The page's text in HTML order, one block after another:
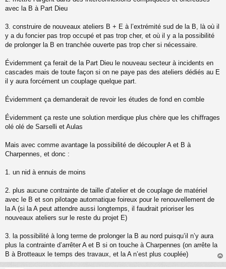
avec la B à Part Dieu
3. construire de nouveaux ateliers B + E à l’extrémité sud de la B, là où il
y a du foncier pas trop occupé et pas trop cher, et où il y a la possibilité
de prolonger la B en tranchée ouverte pas trop cher si nécessaire.
Évidemment ça ferait de la Part Dieu le nouveau secteur à incidents en
cascades mais de toute façon si on ne paye pas des ateliers dédiés au E
il y aura forcément un couplage quelque part.
Évidemment ça demanderait de revoir les études de fond en comble
Évidemment ça reste une solution merdique plus chère que les chiffrages
olé olé de Sarselli et Aulas
Mais avec comme avantage la possibilité de découpler A et B à
Charpennes, et donc :
1. un nid à ennuis de moins
2. plus aucune contrainte de taille d’atelier et de couplage de matériel
avec le B et son pilotage automatique foireux pour le renouvellement de
la A (si la A peut attendre aussi longtemps, il faudrait prioriser les
nouveaux ateliers sur le reste du projet E)
3. la possibilité à long terme de prolonger la B au nord puisqu’il n’y aura
plus la contrainte d’arrêter A et B si on touche à Charpennes (on arrête la
B à Brotteaux le temps des travaux, et la A n’est plus couplée)
au